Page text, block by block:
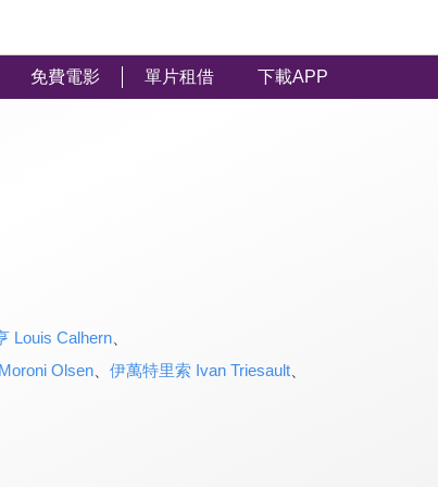
免費電影 單片租借 下載APP
Louis Calhern、
Olsen、 伊萬特里索 Ivan Triesault、